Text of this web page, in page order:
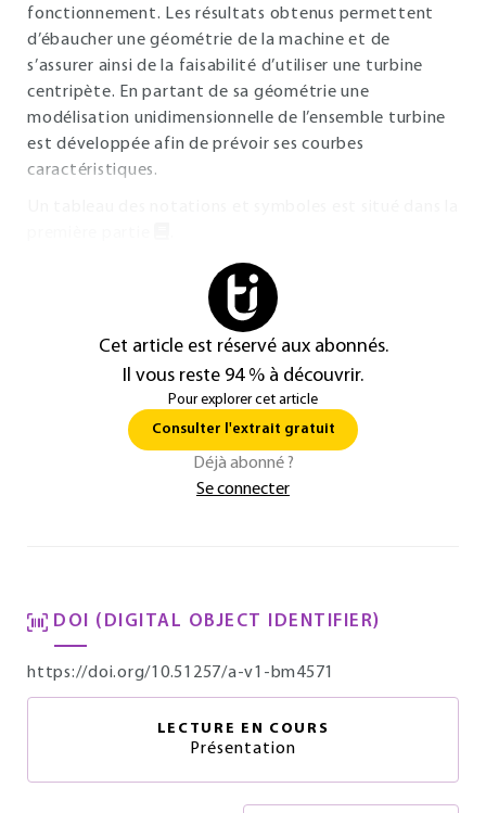
fonctionnement. Les résultats obtenus permettent
d’ébaucher une géométrie de la machine et de
s’assurer ainsi de la faisabilité d’utiliser une turbine
centripète. En partant de sa géométrie une
modélisation unidimensionnelle de l’ensemble turbine
est développée afin de prévoir ses courbes
caractéristiques.
Cet article est réservé aux abonnés.
Il vous reste 94 % à découvrir.
Pour explorer cet article
Consulter l'extrait gratuit
Déjà abonné ?
Se connecter
DOI (DIGITAL OBJECT IDENTIFIER)
https://doi.org/10.51257/a-v1-bm4571
LECTURE EN COURS
Présentation